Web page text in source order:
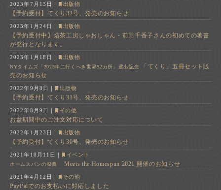
2023年7月13日 ｜ 出版物
【予約受付】てくり32号、発売のお知らせ
2023年1月24日 ｜ 出版物
【予約受付中】焙茶工房しゃおしゃん・前田千香子さんの初めての著書
が発行となります。
2023年1月18日 ｜ 出版物
NYタイムズ「2023年に行くべき世界52カ所」選出記念
「てくり」五冊セット販
売のお知らせ
2022年9月8日 ｜ 出版物
【予約受付】てくり31号、発売のお知らせ
2022年8月9日 ｜ その他
お盆期間中のご注文対応について
2022年1月23日 ｜ 出版物
【予約受付】てくり30号、発売のお知らせ
2021年10月11日 ｜ イベント
ホームスパンの祭典 Meets the Homespun 2021 開催のお知らせ
2021年4月12日 ｜ その他
PayPalでのお支払いに対応しました